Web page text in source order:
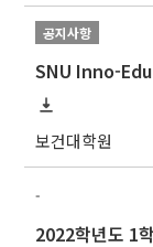
공지사항
보건대학원
-